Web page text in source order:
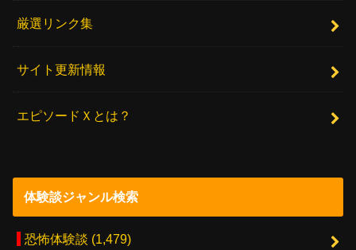
厳選リンク集
サイト更新情報
エピソードＸとは？
体験談ジャンル検索
恐怖体験談 (1,479)